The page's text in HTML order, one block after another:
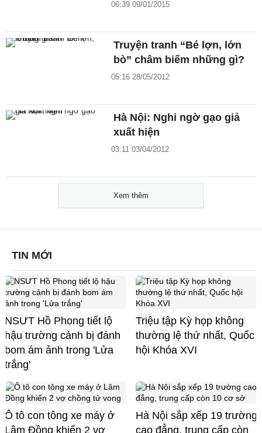
06:39 09/01/2015
Truyện tranh “Bé lợn, lớn
bò” châm biếm những gì?
05:16 28/05/2012
Hà Nội: Nghi ngờ gạo giả
xuất hiện
03:11 03/04/2012
Xem thêm
TIN MỚI
NSƯT Hồ Phong tiết lộ
hậu trường cảnh bị đánh
bom ám ảnh trong 'Lửa
trắng'
Triệu tập Kỳ họp không
thường lệ thứ nhất, Quốc
hội Khóa XVI
Ô tô con tông xe máy ở
Lâm Đồng khiến 2 vợ
Hà Nội sắp xếp 19 trường
cao đẳng, trung cấp còn